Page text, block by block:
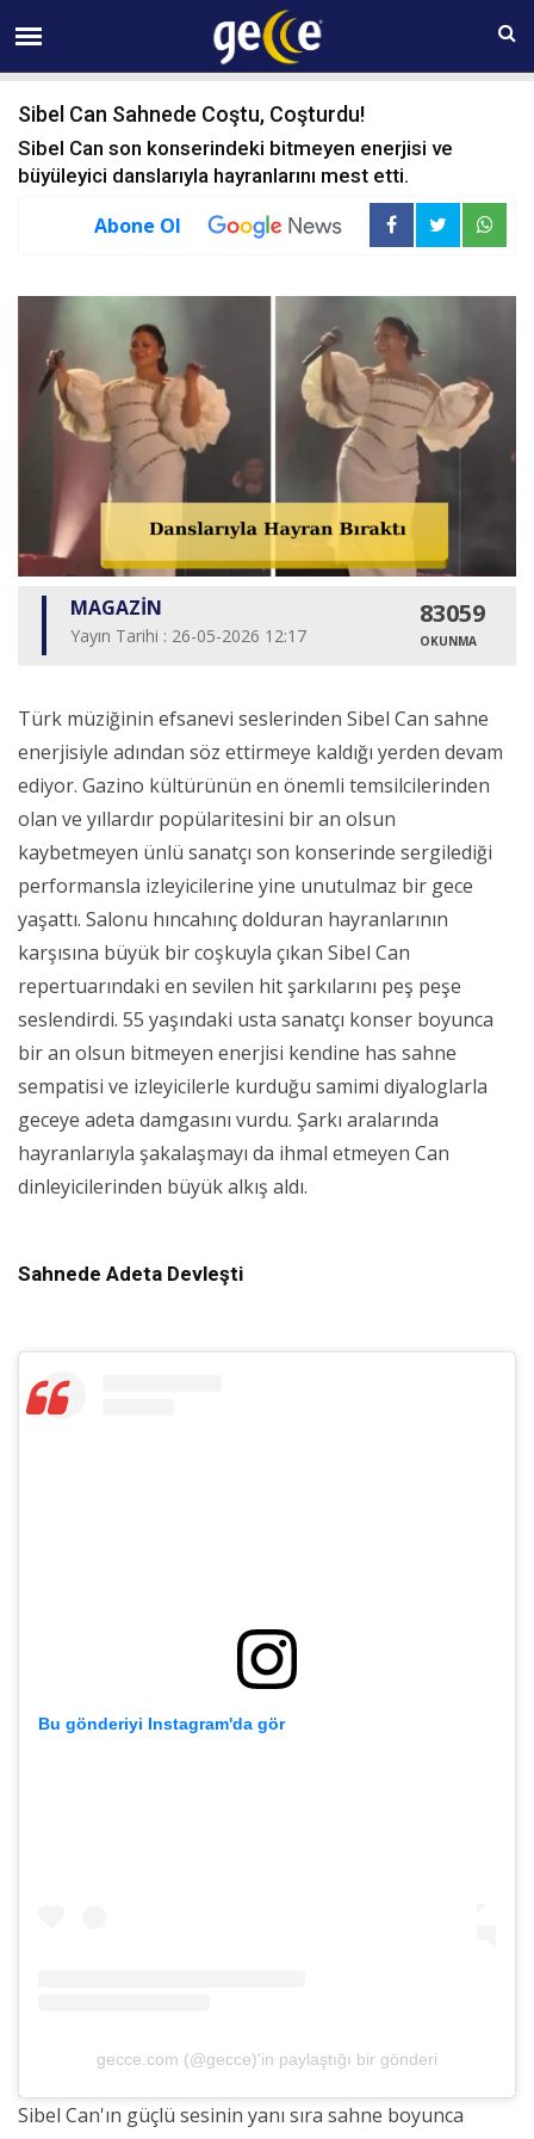
10 AĞUSTOS Pazartesi 07:34
Sibel Can Sahnede Coştu, Coşturdu!
Sibel Can son konserindeki bitmeyen enerjisi ve
büyüleyici danslarıyla hayranlarını mest etti.
Abone Ol
MAGAZİN
Yayın Tarihi : 26-05-2026 12:17
83059
OKUNMA
Türk müziğinin efsanevi seslerinden Sibel Can sahne
enerjisiyle adından söz ettirmeye kaldığı yerden devam
ediyor. Gazino kültürünün en önemli temsilcilerinden
olan ve yıllardır popülaritesini bir an olsun
kaybetmeyen ünlü sanatçı son konserinde sergilediği
performansla izleyicilerine yine unutulmaz bir gece
yaşattı. Salonu hıncahınç dolduran hayranlarının
karşısına büyük bir coşkuyla çıkan Sibel Can
repertuarındaki en sevilen hit şarkılarını peş peşe
seslendirdi. 55 yaşındaki usta sanatçı konser boyunca
bir an olsun bitmeyen enerjisi kendine has sahne
sempatisi ve izleyicilerle kurduğu samimi diyaloglarla
geceye adeta damgasını vurdu. Şarkı aralarında
hayranlarıyla şakalaşmayı da ihmal etmeyen Can
dinleyicilerinden büyük alkış aldı.
Sahnede Adeta Devleşti
Bu gönderiyi Instagram'da gör
gecce.com (@gecce)'in paylaştığı bir gönderi
Sibel Can'ın güçlü sesinin yanı sıra sahne boyunca